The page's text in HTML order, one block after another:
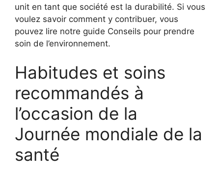
unit en tant que société est la durabilité. Si vous
voulez savoir comment y contribuer, vous
pouvez lire notre guide Conseils pour prendre
soin de l’environnement.
Habitudes et soins
recommandés à
l’occasion de la
Journée mondiale de la
santé